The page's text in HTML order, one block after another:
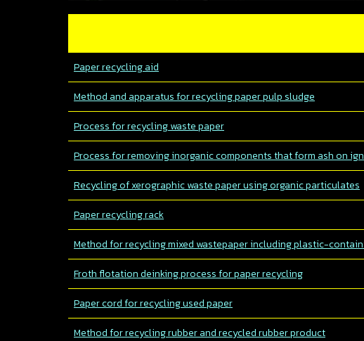
Paper recycling aid
Method and apparatus for recycling paper pulp sludge
Process for recycling waste paper
Process for removing inorganic components that form ash on
Recycling of xerographic waste paper using organic particulates
Paper recycling rack
Method for recycling mixed wastepaper including plastic-
Froth flotation deinking process for paper recycling
Paper cord for recycling used paper
Method for recycling rubber and recycled rubber product